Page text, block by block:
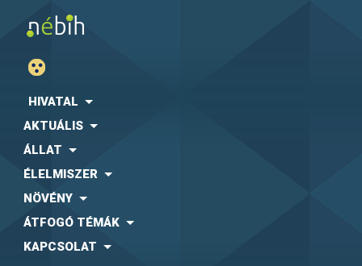
HIVATAL
AKTUÁLIS
ÁLLAT
ÉLELMISZER
NÖVÉNY
ÁTFOGÓ TÉMÁK
KAPCSOLAT